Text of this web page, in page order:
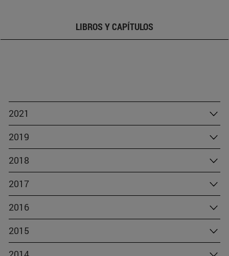
LIBROS Y CAPÍTULOS
2021
2019
2018
2017
2016
2015